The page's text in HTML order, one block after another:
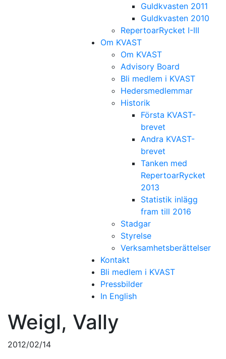
Guldkvasten 2011
Guldkvasten 2010
RepertoarRycket I-III
Om KVAST
Om KVAST
Advisory Board
Bli medlem i KVAST
Hedersmedlemmar
Historik
Första KVAST-
brevet
Andra KVAST-
brevet
Tanken med
RepertoarRycket
2013
Statistik inlägg
fram till 2016
Stadgar
Styrelse
Verksamhetsberättelser
Kontakt
Bli medlem i KVAST
Pressbilder
In English
Weigl, Vally
2012/02/14